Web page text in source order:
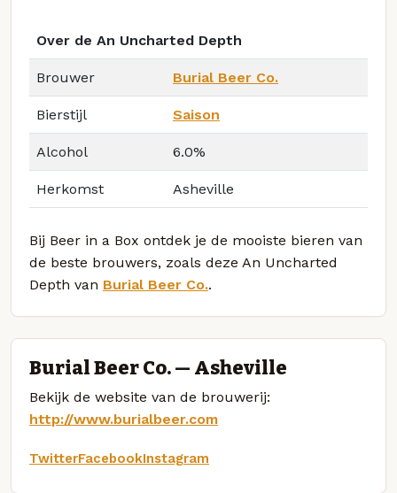
Over de An Uncharted Depth
Brouwer Burial Beer Co.
Bierstijl Saison
Alcohol 6.0%
Herkomst Asheville
Bij Beer in a Box ontdek je de mooiste bieren van
de beste brouwers, zoals deze An Uncharted
Depth van Burial Beer Co..
Burial Beer Co. — Asheville
Bekijk de website van de brouwerij:
http://www.burialbeer.com
TwitterFacebookInstagram